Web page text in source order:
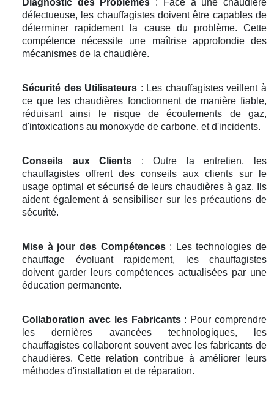
Diagnostic des Problèmes : Face à une chaudière
défectueuse, les chauffagistes doivent être capables de
déterminer rapidement la cause du problème. Cette
compétence nécessite une maîtrise approfondie des
mécanismes de la chaudière.
Sécurité des Utilisateurs : Les chauffagistes veillent à
ce que les chaudières fonctionnent de manière fiable,
réduisant ainsi le risque de écoulements de gaz,
d'intoxications au monoxyde de carbone, et d'incidents.
Conseils aux Clients : Outre la entretien, les
chauffagistes offrent des conseils aux clients sur le
usage optimal et sécurisé de leurs chaudières à gaz. Ils
aident également à sensibiliser sur les précautions de
sécurité.
Mise à jour des Compétences: Les technologies de
chauffage évoluant rapidement, les chauffagistes
doivent garder leurs compétences actualisées par une
éducation permanente.
Collaboration avec les Fabricants: Pour comprendre
les dernières avancées technologiques, les
chauffagistes collaborent souvent avec les fabricants de
chaudières. Cette relation contribue à améliorer leurs
méthodes d'installation et de réparation.